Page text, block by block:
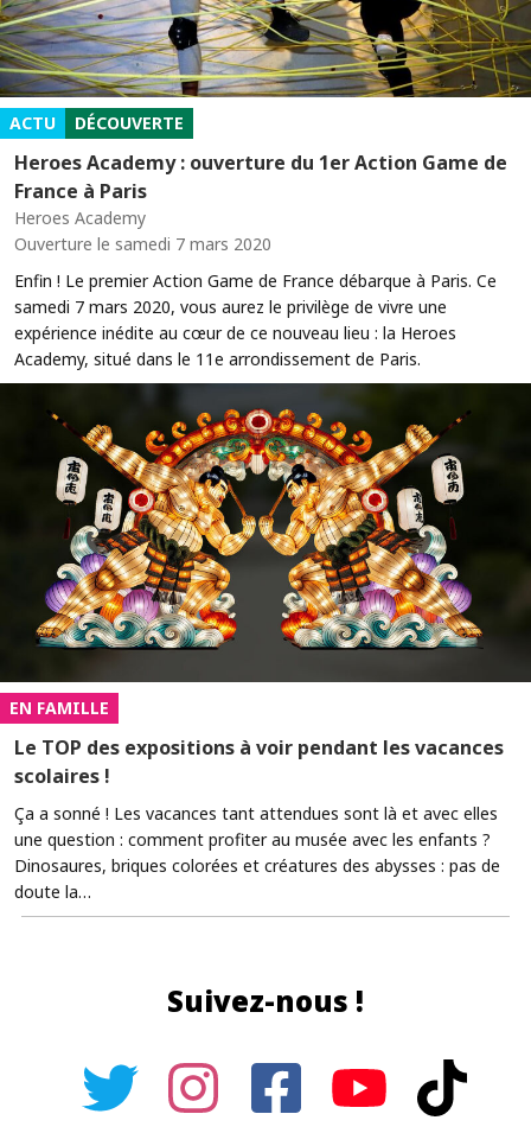
ACTU DÉCOUVERTE
Heroes Academy : ouverture du 1er Action Game de
France à Paris
Heroes Academy
Ouverture le samedi 7 mars 2020
Enfin ! Le premier Action Game de France débarque à Paris. Ce
samedi 7 mars 2020, vous aurez le privilège de vivre une
expérience inédite au cœur de ce nouveau lieu : la Heroes
Academy, situé dans le 11e arrondissement de Paris.
EN FAMILLE
Le TOP des expositions à voir pendant les vacances
scolaires !
Ça a sonné ! Les vacances tant attendues sont là et avec elles
une question : comment profiter au musée avec les enfants ?
Dinosaures, briques colorées et créatures des abysses : pas de
doute la…
Suivez-nous !